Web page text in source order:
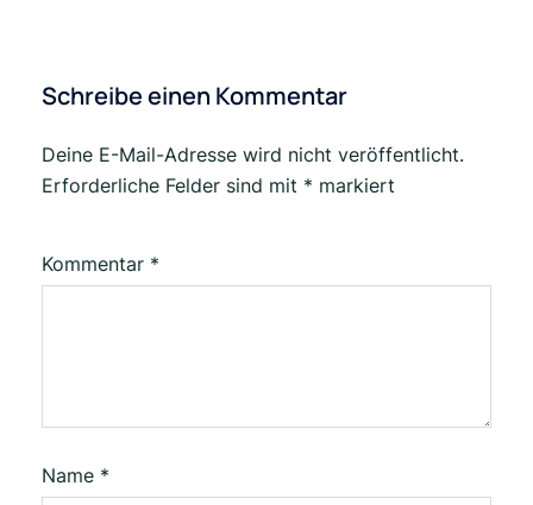
Schreibe einen Kommentar
Deine E-Mail-Adresse wird nicht veröffentlicht.
Erforderliche Felder sind mit * markiert
Kommentar *
Name *